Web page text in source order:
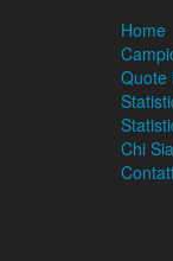
Home
Quote
Chi